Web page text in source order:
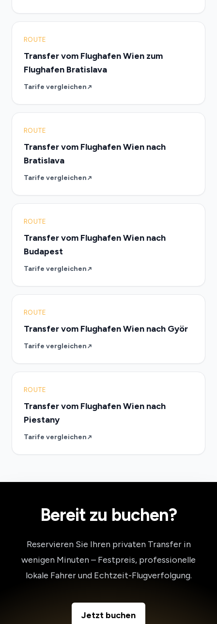
ROUTE
Transfer vom Flughafen Wien zum
Flughafen Bratislava
Tarife vergleichen
ROUTE
Transfer vom Flughafen Wien nach
Bratislava
Tarife vergleichen
ROUTE
Transfer vom Flughafen Wien nach
Budapest
Tarife vergleichen
ROUTE
Transfer vom Flughafen Wien nach Györ
Tarife vergleichen
ROUTE
Transfer vom Flughafen Wien nach
Piestany
Tarife vergleichen
Bereit zu buchen?
Reservieren Sie Ihren privaten Transfer in
wenigen Minuten – Festpreis, professionelle
lokale Fahrer und Echtzeit-Flugverfolgung.
Jetzt buchen